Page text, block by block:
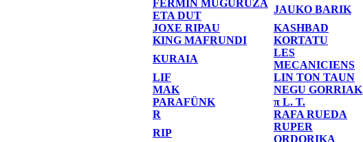
FERMIN MUGURUZA
ETA DUT
JAUKO BARIK
JOXE RIPAU
KASHBAD
KING MAFRUNDI
KORTATU
KURAIA
LES
MECANICIENS
LIF
LIN TON TAUN
MAK
NEGU GORRIAK
PARAFÜNK
π L. T.
R
RAFA RUEDA
RIP
RUPER
ORDORIKA